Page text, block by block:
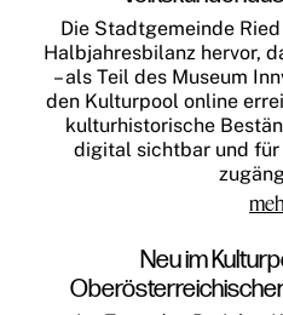
Die Stadtgemeinde
Halbjahresbilanz hervor,
– als Teil des Museum
den Kulturpool online
kulturhistorische
digital sichtbar und
Neu im